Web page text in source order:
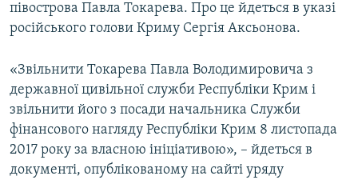
півострова Павла Токарева. Про це йдеться в указі
російського голови Криму Сергія Аксьонова.
«Звільнити Токарева Павла Володимировича з
державної цивільної служби Республіки Крим і
звільнити його з посади начальника Служби
фінансового нагляду Республіки Крим 8 листопада
2017 року за власною ініціативою», – йдеться в
документі, опублікованому на сайті уряду